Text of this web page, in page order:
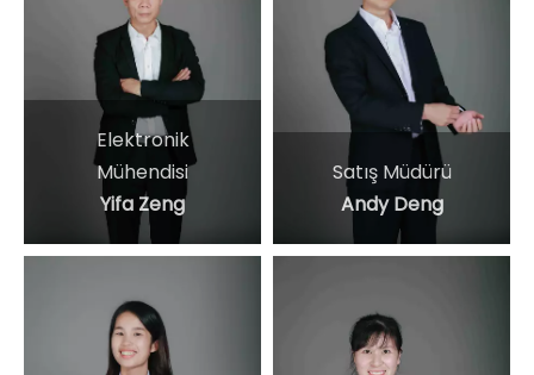
Elektronik
Mühendisi
Yifa Zeng
Satış Müdürü
Andy Deng